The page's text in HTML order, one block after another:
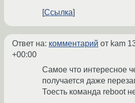
Ссылка
Ответ на: комментарий от kam
+00:00
Самое что интересное
получается даже
Тоесть команда reboot